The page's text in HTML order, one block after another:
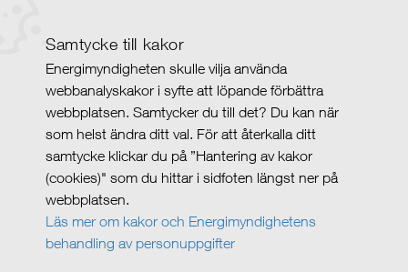
Samtycke till kakor
Energimyndigheten skulle vilja använda
webbanalyskakor i syfte att löpande förbättra
webbplatsen. Samtycker du till det? Du kan när
som helst ändra ditt val. För att återkalla ditt
samtycke klickar du på ”Hantering av kakor
(cookies)" som du hittar i sidfoten längst ner på
webbplatsen.
Läs mer om kakor och Energimyndighetens
behandling av personuppgifter